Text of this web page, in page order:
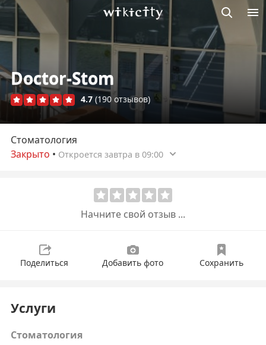
Doctor-Stom
4.7 (190 отзывов)
Стоматология
Закрыто • Откроется завтра в 09:00
Начните свой отзыв ...
Поделиться Добавить фото Сохранить
Услуги
Стоматология